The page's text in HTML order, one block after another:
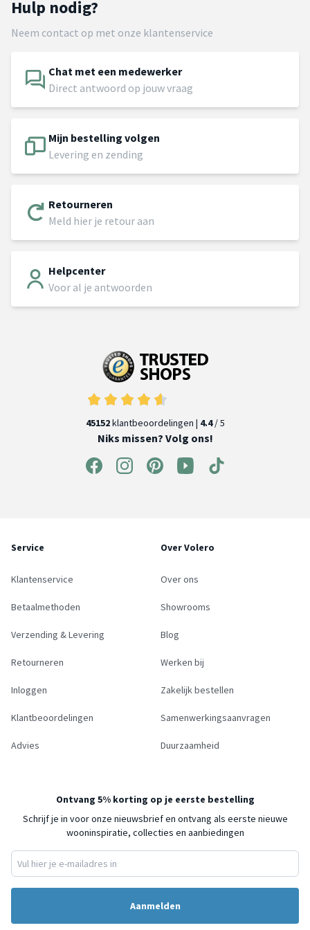
Hulp nodig?
Neem contact op met onze klantenservice
Chat met een medewerker
Direct antwoord op jouw vraag
Mijn bestelling volgen
Levering en zending
Retourneren
Meld hier je retour aan
Helpcenter
Voor al je antwoorden
45152klantbeoordelingen | 4.4/ 5
Niks missen? Volg ons!
Service
Klantenservice
Betaalmethoden
Verzending & Levering
Retourneren
Inloggen
Klantbeoordelingen
Advies
Over Volero
Over ons
Showrooms
Blog
Werken bij
Zakelijk bestellen
Samenwerkingsaanvragen
Duurzaamheid
Ontvang 5% korting op je eerste bestelling
Schrijf je in voor onze nieuwsbrief en ontvang als eerste nieuwe
wooninspiratie, collecties en aanbiedingen
Aanmelden